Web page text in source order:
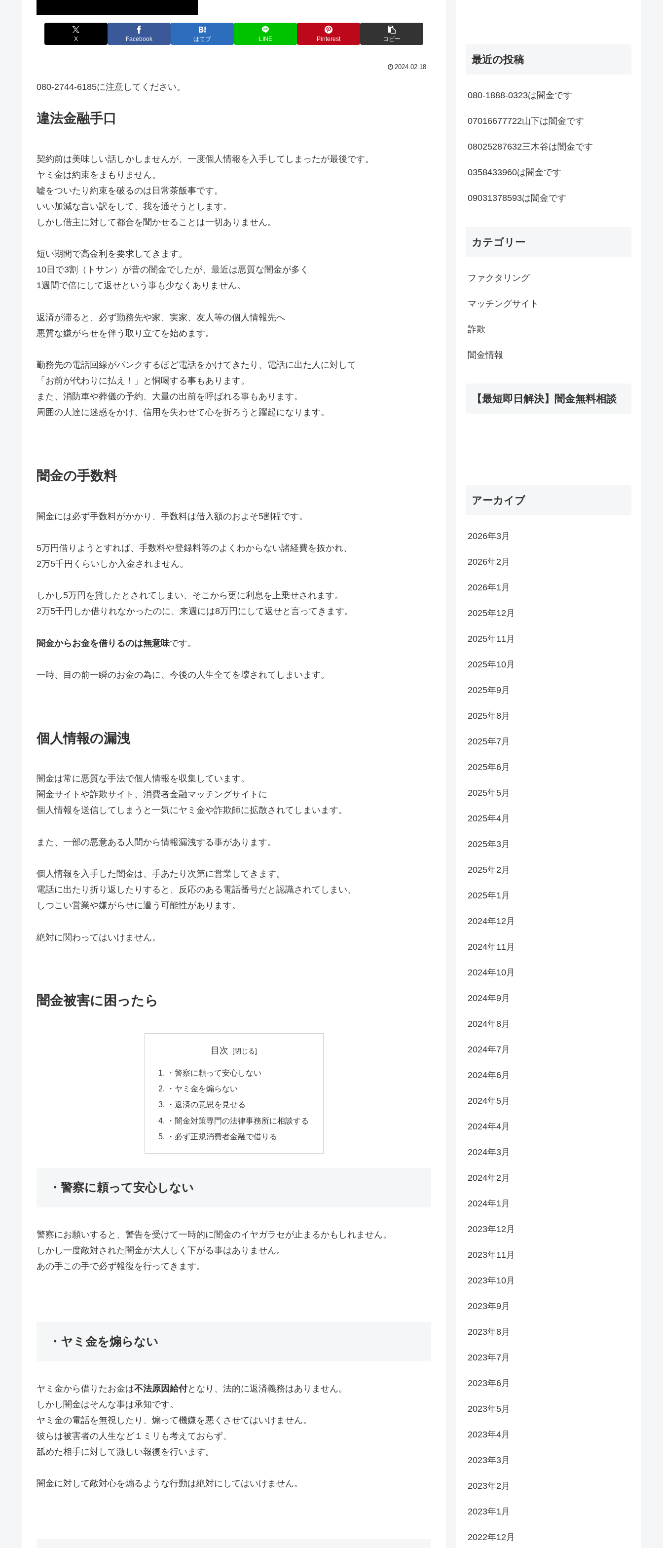
X Facebook はてブ LINE Pinterest コピー
2024.02.18
080-2744-6185に注意してください。
違法金融手口
契約前は美味しい話しかしませんが、一度個人情報を入手してしまったが最後です。
ヤミ金は約束をまもりません。
嘘をついたり約束を破るのは日常茶飯事です。
いい加減な言い訳をして、我を通そうとします。
しかし借主に対して都合を聞かせることは一切ありません。
短い期間で高金利を要求してきます。
10日で3割（トサン）が昔の闇金でしたが、最近は悪質な闇金が多く
1週間で倍にして返せという事も少なくありません。
返済が滞ると、必ず勤務先や家、実家、友人等の個人情報先へ
悪質な嫌がらせを伴う取り立てを始めます。
勤務先の電話回線がパンクするほど電話をかけてきたり、電話に出た人に対して
「お前が代わりに払え！」と恫喝する事もあります。
また、消防車や葬儀の予約、大量の出前を呼ばれる事もあります。
周囲の人達に迷惑をかけ、信用を失わせて心を折ろうと躍起になります。
闇金の手数料
闇金には必ず手数料がかかり、手数料は借入額のおよそ5割程です。
5万円借りようとすれば、手数料や登録料等のよくわからない諸経費を抜かれ、
2万5千円くらいしか入金されません。
しかし5万円を貸したとされてしまい、そこから更に利息を上乗せされます。
2万5千円しか借りれなかったのに、来週には8万円にして返せと言ってきます。
闇金からお金を借りるのは無意味です。
一時、目の前一瞬のお金の為に、今後の人生全てを壊されてしまいます。
個人情報の漏洩
闇金は常に悪質な手法で個人情報を収集しています。
闇金サイトや詐欺サイト、消費者金融マッチングサイトに
個人情報を送信してしまうと一気にヤミ金や詐欺師に拡散されてしまいます。
また、一部の悪意ある人間から情報漏洩する事があります。
個人情報を入手した闇金は、手あたり次第に営業してきます。
電話に出たり折り返したりすると、反応のある電話番号だと認識されてしまい、
しつこい営業や嫌がらせに遭う可能性があります。
絶対に関わってはいけません。
闇金被害に困ったら
目次
・警察に頼って安心しない
・ヤミ金を煽らない
・返済の意思を見せる
・闇金対策専門の法律事務所に相談する
・必ず正規消費者金融で借りる
・警察に頼って安心しない
警察にお願いすると、警告を受けて一時的に闇金のイヤガラセが止まるかもしれません。
しかし一度敵対された闇金が大人しく下がる事はありません。
あの手この手で必ず報復を行ってきます。
・ヤミ金を煽らない
ヤミ金から借りたお金は不法原因給付となり、法的に返済義務はありません。
しかし闇金はそんな事は承知です。
ヤミ金の電話を無視したり、煽って機嫌を悪くさせてはいけません。
彼らは被害者の人生など１ミリも考えておらず、
舐めた相手に対して激しい報復を行います。
闇金に対して敵対心を煽るような行動は絶対にしてはいけません。
最近の投稿
080-1888-0323は闇金です
07016677722山下は闇金です
08025287632三木谷は闇金です
0358433960は闇金です
09031378593は闇金です
カテゴリー
ファクタリング
マッチングサイト
詐欺
闇金情報
【最短即日解決】闇金無料相談
アーカイブ
2026年3月
2026年2月
2026年1月
2025年12月
2025年11月
2025年10月
2025年9月
2025年8月
2025年7月
2025年6月
2025年5月
2025年4月
2025年3月
2025年2月
2025年1月
2024年12月
2024年11月
2024年10月
2024年9月
2024年8月
2024年7月
2024年6月
2024年5月
2024年4月
2024年3月
2024年2月
2024年1月
2023年12月
2023年11月
2023年10月
2023年9月
2023年8月
2023年7月
2023年6月
2023年5月
2023年4月
2023年3月
2023年2月
2023年1月
2022年12月